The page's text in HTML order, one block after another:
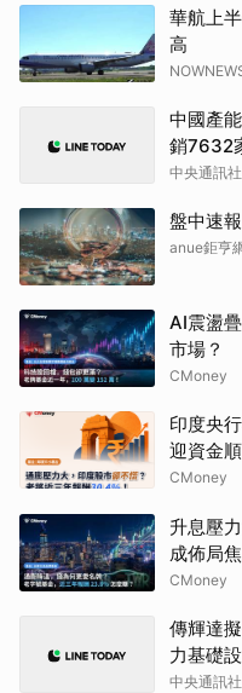
華航上
高
中國產
銷7632
中央通訊社
盤中速
anue鉅亨
AI震盪
市場？
CMoney
印度央
迎資金
CMoney
升息壓
成佈局
CMoney
傳輝達
力基礎
中央通訊社